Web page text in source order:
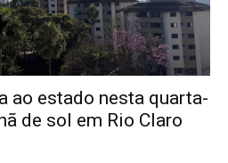
ao estado nesta quarta-
de sol em Rio Claro